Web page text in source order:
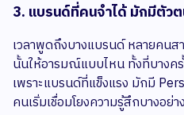
3. แบรนด์ที่คนจำได้ มักมีตัว
เวลาพูดถึงบางแบรนด์ หลายคน
นั้นให้อารมณ์แบบไหน ทั้งที่บางครั้
เพราะแบรนด์ที่แข็งแรง มักมี
คนเริ่มเชื่อมโยงความรู้สึกบางอย่